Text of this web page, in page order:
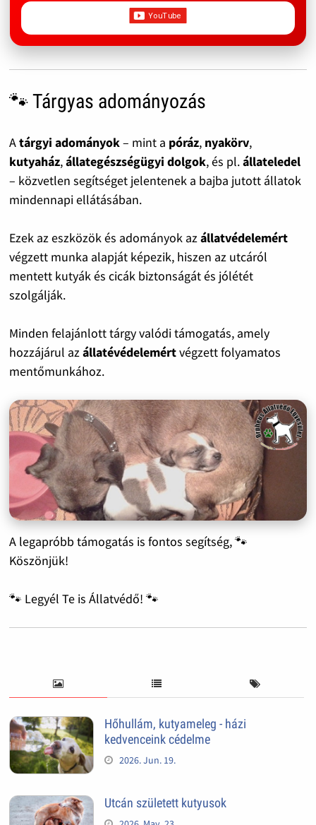
🐾 Tárgyas adományozás
Atárgyi adományok– mint a póráz, nyakörv,
kutyaház,állategészségügyi dolgok, és pl.állateledel
– közvetlen segítséget jelentenek a bajba jutott állatok
mindennapi ellátásában.
Ezek az eszközök és adományok azállatvédelemért
végzett munka alapját képezik, hiszen az utcáról
mentett kutyák és cicák biztonságát és jólétét
szolgálják.
Minden felajánlott tárgy valódi támogatás, amely
hozzájárul azállatévédelemértvégzett folyamatos
mentőmunkához.
A legapróbb támogatás is fontos segítség, 🐾
Köszönjük!
🐾 Legyél Te is Állatvédő! 🐾
Hőhullám, kutyameleg - házi
kedvenceink cédelme
2026. Jun. 19.
Utcán született kutyusok